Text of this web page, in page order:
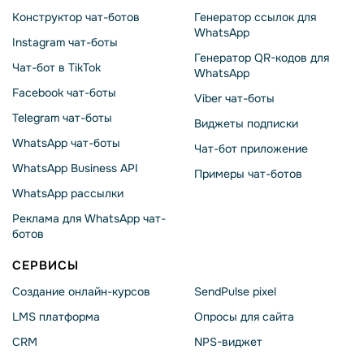
Конструктор чат-ботов
Instagram чат-боты
Чат-бот в TikTok
Facebook чат-боты
Telegram чат-боты
WhatsApp чат-боты
WhatsApp Business API
WhatsApp рассылки
Реклама для WhatsApp чат-
ботов
Генератор ссылок для
WhatsApp
Генератор QR-кодов для
WhatsApp
Viber чат-боты
Виджеты подписки
Чат-бот приложение
Примеры чат-ботов
СЕРВИСЫ
Создание онлайн-курсов
LMS платформа
CRM
SendPulse pixel
Опросы для сайта
NPS-виджет